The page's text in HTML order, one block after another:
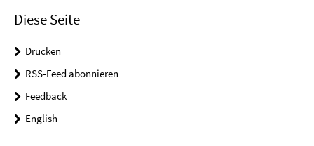
Diese Seite
Drucken
RSS-Feed abonnieren
Feedback
English